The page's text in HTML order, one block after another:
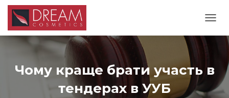
Е
Л
Ч
Чому краще брати участь в
тендерах в УУБ